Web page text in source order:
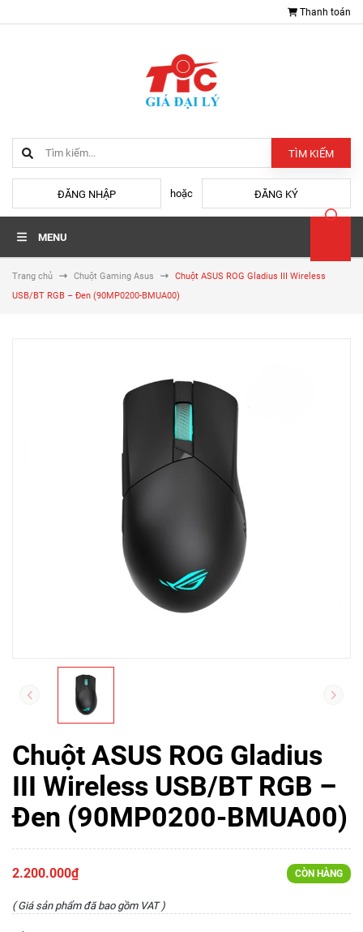
Thanh toán
TÌM KIẾM
ĐĂNG NHẬP hoặc ĐĂNG KÝ
MENU
Trang chủ Chuột Gaming Asus
Chuột ASUS ROG Gladius III Wireless
USB/BT RGB – Đen (90MP0200-BMUA00)
Chuột ASUS ROG Gladius
III Wireless USB/BT RGB –
Đen (90MP0200-BMUA00)
2.200.000₫ CÒN HÀNG
( Giá sản phẩm đã bao gồm VAT )